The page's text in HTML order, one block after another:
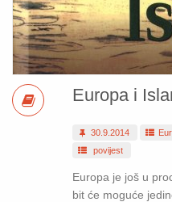
Europa i
30.9.2014
povijest
Europa je još u
bit će moguće